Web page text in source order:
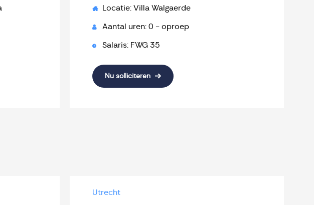
Locatie: Villa Walgaerde
Aantal uren: 0 - oproep
Salaris: FWG 35
Nu solliciteren
Utrecht